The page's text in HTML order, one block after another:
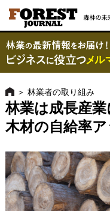
＞ 林業者の取り組み
林業は成長産
木材の自給率ア